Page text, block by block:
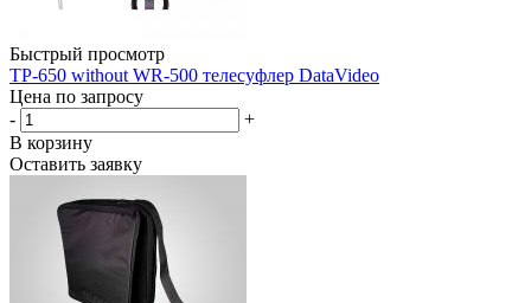
Быстрый просмотр
TP-650 without WR-500 телесуфлер DataVideo
Цена по запросу
-
+
В корзину
Оставить заявку